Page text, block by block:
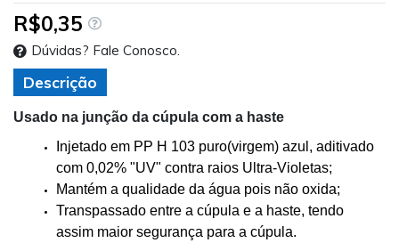
R$0,35
Dúvidas? Fale Conosco.
Descrição
Usado na junção da cúpula com a haste
Injetado em PP H 103 puro(virgem) azul, aditivado
com 0,02% "UV" contra raios Ultra-Violetas;
Mantém a qualidade da água pois não oxida;
Transpassado entre a cúpula e a haste, tendo
assim maior segurança para a cúpula.